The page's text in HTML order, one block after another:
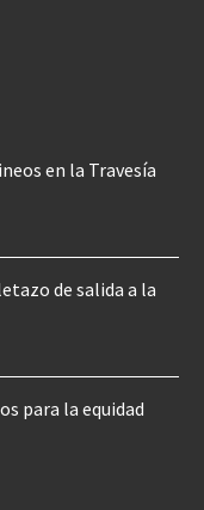
en la Travesía
de salida a la
para la equidad